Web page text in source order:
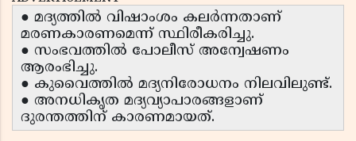
● മദ്യത്തിൽ വിഷാംശം കലർന്നതാണ്
മരണകാരണമെന്ന് സ്ഥിരീകരിച്ചു.
● സംഭവത്തിൽ പോലീസ് അന്വേഷണം
ആരംഭിച്ചു.
● കുവൈത്തിൽ മദ്യനിരോധനം നിലവിലുണ്ട്.
● അനധികൃത മദ്യവ്യാപാരങ്ങളാണ്
ദുരന്തത്തിന് കാരണമായത്.